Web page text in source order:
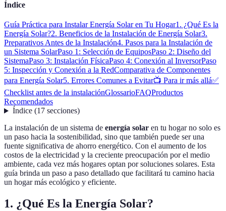
Índice
Guía Práctica para Instalar Energía Solar en Tu Hogar1. ¿Qué Es la
Energía Solar?2. Beneficios de la Instalación de Energía Solar3.
Preparativos Antes de la Instalación4. Pasos para la Instalación de
un Sistema SolarPaso 1: Selección de EquiposPaso 2: Diseño del
SistemaPaso 3: Instalación FísicaPaso 4: Conexión al InversorPaso
5: Inspección y Conexión a la RedComparativa de Componentes
para Energía Solar5. Errores Comunes a Evitar📺 Para ir más allá✅
Checklist antes de la instalaciónGlossarioFAQProductos
Recomendados
Índice(17 secciones)
La instalación de un sistema de energía solar en tu hogar no solo es
un paso hacia la sostenibilidad, sino que también puede ser una
fuente significativa de ahorro energético. Con el aumento de los
costos de la electricidad y la creciente preocupación por el medio
ambiente, cada vez más hogares optan por soluciones solares. Esta
guía brinda un paso a paso detallado que facilitará tu camino hacia
un hogar más ecológico y eficiente.
1. ¿Qué Es la Energía Solar?